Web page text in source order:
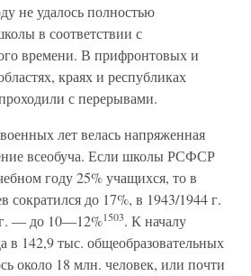
не удалось полностью
в соответствии с
времени. В прифронтовых и
краях и республиках
с перерывами.
лет велась напряженная
всеобуча. Если школы РСФСР
году 25% учащихся, то в
сократился до 17%, в 1943/1944 г.
— до 10—12%1503. К началу
в 142,9 тыс. общеобразовательных
около 18 млн. человек, или почти